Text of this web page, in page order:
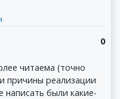
0
читаема (точно
причины реализации
написать были какие-